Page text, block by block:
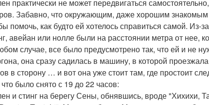
практически не может передвигаться
Забавно, что окружающим, даже хорошим знакомым
помочь, как будто ей хотелось справиться самой. Из-
авейан или нолле были на расстоянии метра от нее,
случае, все было предусмотрено так, что ей и не
она сразу садилась в машину, в которой
в сторону … и вот она уже стоит там, где простоит
было снято с 19 до 22 часов:
и стинг на берегу Сены, обнявшись, вроде